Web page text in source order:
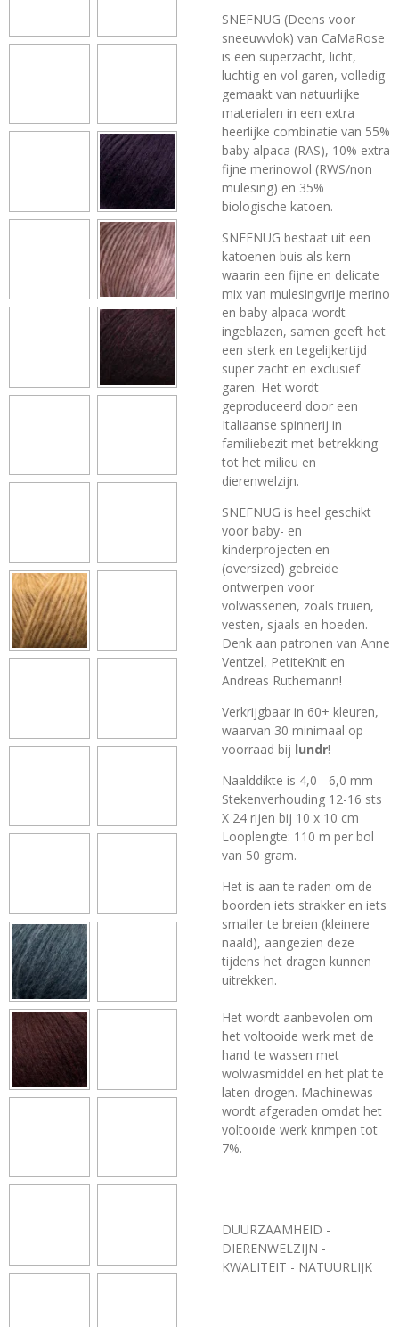
SNEFNUG (Deens voor
sneeuwvlok) van CaMaRose
is een superzacht, licht,
luchtig en vol garen, volledig
gemaakt van natuurlijke
materialen in een extra
heerlijke combinatie van 55%
baby alpaca (RAS), 10% extra
fijne merinowol (RWS/non
mulesing) en 35%
biologische katoen.
SNEFNUG bestaat uit een
katoenen buis als kern
waarin een fijne en delicate
mix van mulesingvrije merino
en baby alpaca wordt
ingeblazen, samen geeft het
een sterk en tegelijkertijd
super zacht en exclusief
garen. Het wordt
geproduceerd door een
Italiaanse spinnerij in
familiebezit met betrekking
tot het milieu en
dierenwelzijn.
SNEFNUG is heel geschikt
voor baby- en
kinderprojecten en
(oversized) gebreide
ontwerpen voor
volwassenen, zoals truien,
vesten, sjaals en hoeden.
Denk aan patronen van Anne
Ventzel, PetiteKnit en
Andreas Ruthemann!
Verkrijgbaar in 60+ kleuren,
waarvan 30 minimaal op
voorraad bij lundr!
Naalddikte is 4,0 - 6,0 mm
Stekenverhouding 12-16 sts
X 24 rijen bij 10 x 10 cm
Looplengte: 110 m per bol
van 50 gram.
Het is aan te raden om de
boorden iets strakker en iets
smaller te breien (kleinere
naald), aangezien deze
tijdens het dragen kunnen
uitrekken.
Het wordt aanbevolen om
het voltooide werk met de
hand te wassen met
wolwasmiddel en het plat te
laten drogen. Machinewas
wordt afgeraden omdat het
voltooide werk krimpen tot
7%.
DUURZAAMHEID -
DIERENWELZIJN -
KWALITEIT - NATUURLIJK